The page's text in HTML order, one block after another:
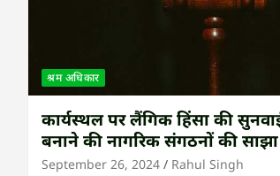
श्रम अधिकार
कार्यस्थल पर लैंगिक हिंसा की
बनाने की नागरिक संगठनों की
September 26, 2024 Rahul Singh